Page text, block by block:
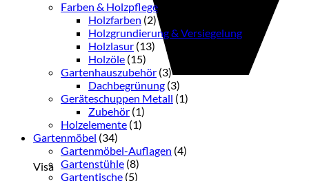
Visa
Farben & Holzpflege
Holzfarben (2)
Holzgrundierung & Versiegelung
Holzlasur (13)
Holzöle (15)
Gartenhauszubehör (3)
Dachbegrünung (3)
Geräteschuppen Metall (1)
Zubehör (1)
Holzelemente (1)
Gartenmöbel (34)
Gartenmöbel-Auflagen (4)
Gartenstühle (8)
Gartentische (5)